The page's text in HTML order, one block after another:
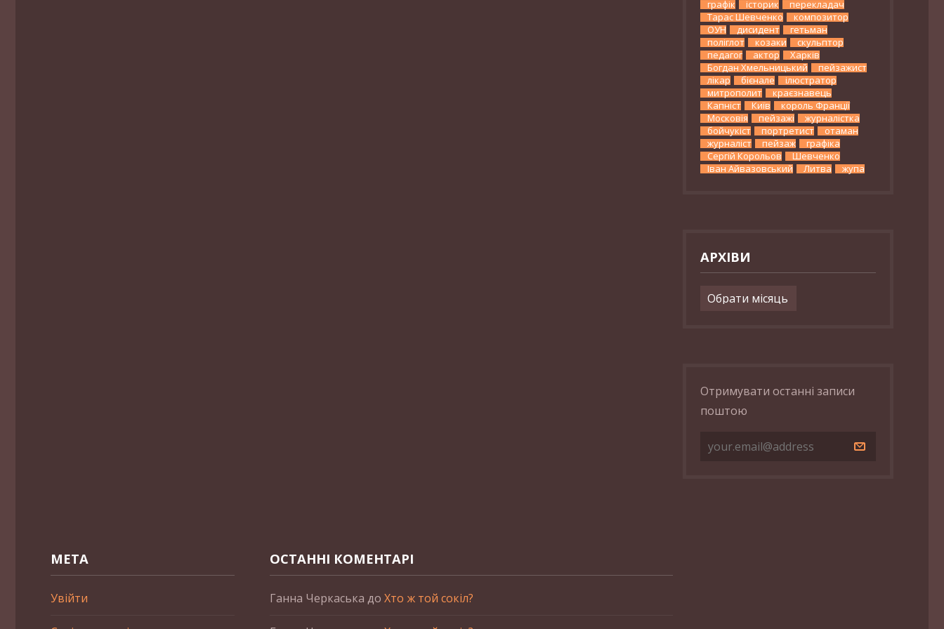
графік
історик
перекладач
Тарас Шевченко
композитор
ОУН
дисидент
гетьман
поліглот
козаки
скульптор
педагог
актор
Харків
Богдан Хмельницький
пейзажист
лікар
бієнале
ілюстратор
митрополит
краєзнавець
Капніст
Київ
король Франції
Московія
пейзажі
журналістка
бойчукіст
портретист
отаман
журналіст
пейзаж
графіка
Сергій Корольов
Шевченко
Іван Айвазовський
Литва жупа
АРХІВИ
Архіви
Отримувати останні записи
поштою
МЕТА
Увійти
ОСТАННІ КОМЕНТАРІ
Ганна Черкаська до Хто ж той сокіл?